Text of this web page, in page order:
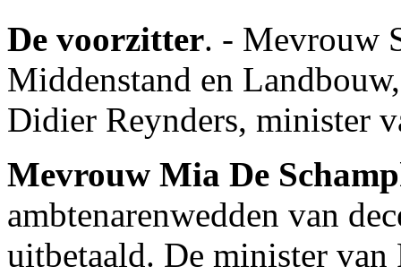
De voorzitter. - Mevrouw
Middenstand en
Didier Reynders, minister
Mevrouw Mia De
ambtenarenwedden van
uitbetaald. De minister van